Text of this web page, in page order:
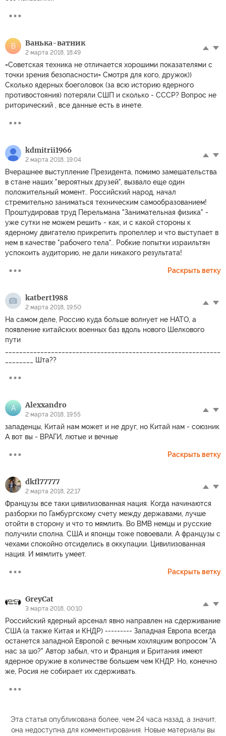
В Ванька-ватник
2 марта 2018, 18:49
=Советская техника не отличается хорошими показателями с
точки зрения безопасности= Смотря для кого, дружок))
Сколько ядерных боеголовок (за всю историю ядерного
противостояния) потеряли СШП и сколько - СССР? Вопрос не
риторический , все данные есть в инете.
kdmitrii1966
2 марта 2018, 19:04
Вчерашнее выступление Президента, помимо замешательства
в стане наших "вероятных друзей", вызвало еще один
положительный момент.. Российский народ, начал
стремительно заниматься техническим самообразованием!
Проштудировав труд Перельмана "Занимательная физика" -
уже сутки не можем решить - как, и с какой стороны к
ядерному двигателю прикрепить пропеллер и что выступает в
нем в качестве "рабочего тела".. Робкие попытки израильтян
успокоить аудиторию, не дали никакого результата!
Раскрыть ветку
katbert1988
2 марта 2018, 19:50
На самом деле, Россию куда больше волнует не НАТО, а
появление китайских военных баз вдоль нового Шелкового
пути
________ Шта??
A Alexxandro
2 марта 2018, 19:55
западенцы, Китай нам может и не друг, но Китай нам - союзник
А вот вы - ВРАГИ, лютые и вечные
Раскрыть ветку
dkfl77777
2 марта 2018, 22:17
Французы все таки цивилизованная нация. Когда начинаются
разборки по Гамбургскому счету между державами, лучше
отойти в сторону и что то мямлить. Во ВМВ немцы и русские
получили сполна. США и японцы тоже повоевали. А французы с
чехами спокойно отсиделись в оккупации. Цивилизованная
нация. И мямлить умеет.
Раскрыть ветку
GreyCat
3 марта 2018, 00:10
Российский ядерный арсенал явно направлен на сдерживание
США (а также Китая и КНДР) --------- Западная Европа всегда
останется западной Европой с вечным хохляцким вопросом "А
нас за шо?" Автор забыл, что и Франция и Британия имеют
ядерное оружие в количестве большем чем КНДР. Но, конечно
же, Росия не собирает их сдерживать.
Эта статья опубликована более, чем 24 часа назад, а значит,
она недоступна для комментирования. Новые материалы вы